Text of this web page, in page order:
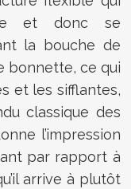
et donc se
la bouche de
bonnette, ce qui
et les sifflantes,
classique des
l’impression
par rapport à
arrive à plutôt